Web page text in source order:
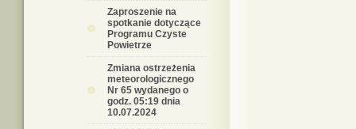
Zaproszenie na
spotkanie dotyczące
Programu Czyste
Powietrze
Zmiana ostrzeżenia
meteorologicznego
Nr 65 wydanego o
godz. 05:19 dnia
10.07.2024